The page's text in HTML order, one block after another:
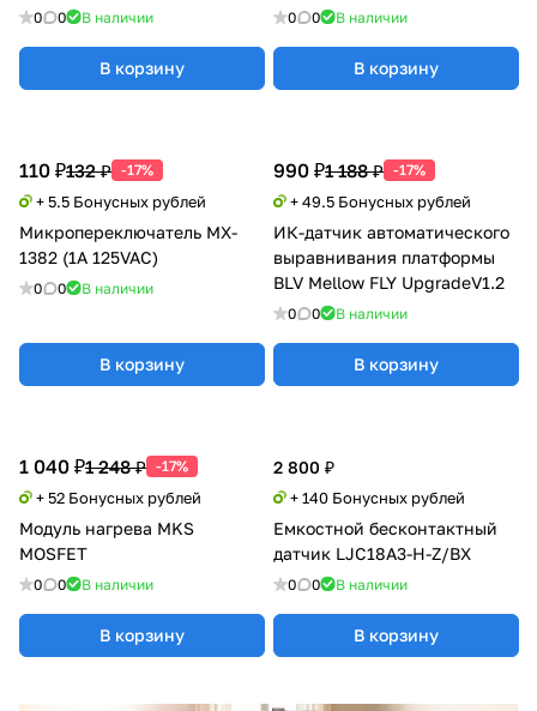
0 0 В наличии
В корзину
0 0 В наличии
В корзину
990 ₽1 188 ₽ -17%
+ 49.5 Бонусных рублей
ИК-датчик автоматического
выравнивания платформы
BLV Mellow FLY UpgradeV1.2
0 0 В наличии
В корзину
1 040 ₽1 248 ₽ -17%
+ 52 Бонусных рублей
Модуль нагрева MKS
MOSFET
0 0 В наличии
В корзину
2 800 ₽
+ 140 Бонусных рублей
Емкостной бесконтактный
датчик LJC18A3-H-Z/BX
0 0 В наличии
В корзину
110 ₽132 ₽ -17%
+ 5.5 Бонусных рублей
Микропереключатель MX-
1382 (1A 125VAC)
0 0 В наличии
В корзину